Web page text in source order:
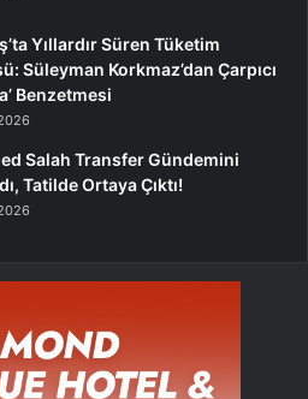
Yıllardır Süren Tüketim
Süleyman Korkmaz’dan Çarpıcı
Benzetmesi
Salah Transfer Gündemini
Tatilde Ortaya Çıktı!